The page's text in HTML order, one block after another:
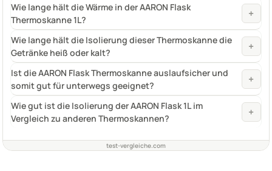
Wie lange hält die Wärme in der AARON Flask
Thermoskanne 1L?
+
Wie lange hält die Isolierung dieser Thermoskanne die
Getränke heiß oder kalt?
+
Ist die AARON Flask Thermoskanne auslaufsicher und
somit gut für unterwegs geeignet?
+
Wie gut ist die Isolierung der AARON Flask 1L im
Vergleich zu anderen Thermoskannen?
+
test-vergleiche.com